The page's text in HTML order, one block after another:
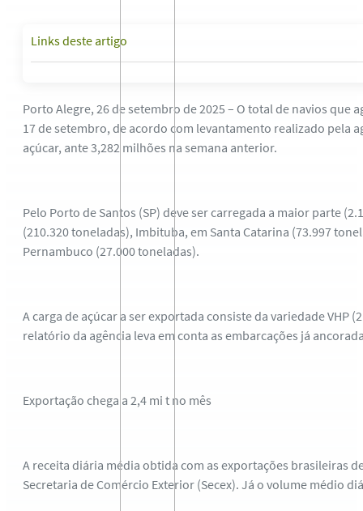
Links deste artigo
Porto Alegre, 26 de setembro de 2025 – O total de navios
17 de setembro, de acordo com levantamento realizado pela
açúcar, ante 3,282 milhões na semana anterior.
Pelo Porto de Santos (SP) deve ser carregada a maior parte
(210.320 toneladas), Imbituba, em Santa Catarina (73.997
Pernambuco (27.000 toneladas).
A carga de açúcar a ser exportada consiste da variedade VHP
relatório da agência leva em conta as embarcações já
Exportação chega a 2,4 mi t no mês
A receita diária média obtida com as exportações brasileiras
Secretaria de Comércio Exterior (Secex). Já o volume médio